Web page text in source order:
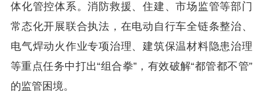
体化管控体系。消防救援、住建、市场监管等部门
常态化开展联合执法，在电动自行车全链条整治、
电气焊动火作业专项治理、建筑保温材料隐患治理
等重点任务中打出“组合拳”，有效破解“都管都不管”
的监管困境。